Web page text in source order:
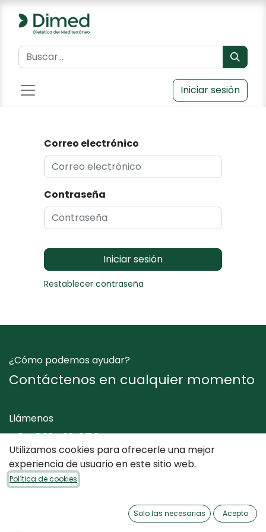
Iniciar sesión
Correo electrónico
Contraseña
Iniciar sesión
Restablecer contraseña
¿Cómo podemos ayudar?
Contáctenos en cualquier momento
Llámenos
+34 961 412 050
Envíenos un mensaje
Utilizamos cookies para ofrecerle una mejor
experiencia de usuario en este sitio web.
Política de cookies
Solo las necesarias Acepto